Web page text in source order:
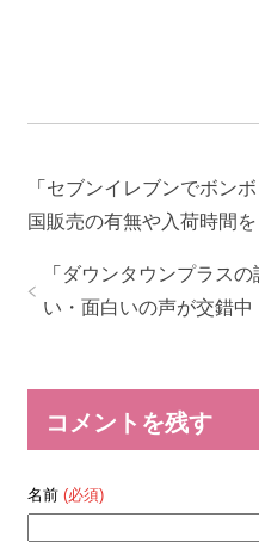
「 セブンイレブンでボン
国販売の有無や入荷時間を
「 ダウンタウンプラス
い・面白いの声が交錯中
コメントを残す
名前 (必須)